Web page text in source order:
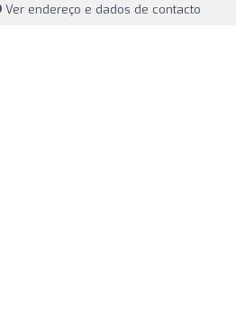
Ver endereço e dados de contacto